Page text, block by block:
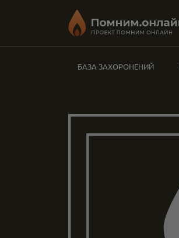
БАЗА ЗАХОРОНЕНИЙ